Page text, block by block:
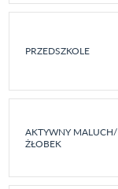
PRZEDSZKOLE
AKTYWNY MALUCH/
ŻŁOBEK